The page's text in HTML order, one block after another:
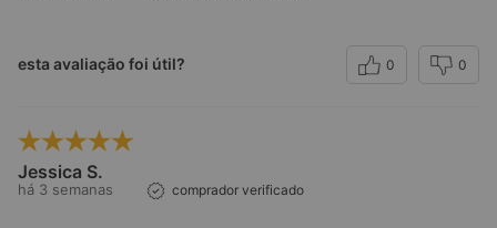
esta avaliação foi útil? 0 0
Jessica S.
há 3 semanas comprador verificado